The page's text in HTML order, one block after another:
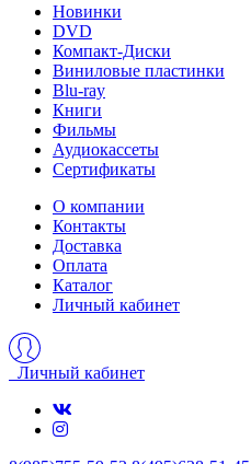
Новинки
DVD
Компакт-Диски
Виниловые пластинки
Blu-ray
Книги
Фильмы
Аудиокассеты
Сертификаты
О компании
Контакты
Доставка
Оплата
Каталог
Личный кабинет
Личный кабинет